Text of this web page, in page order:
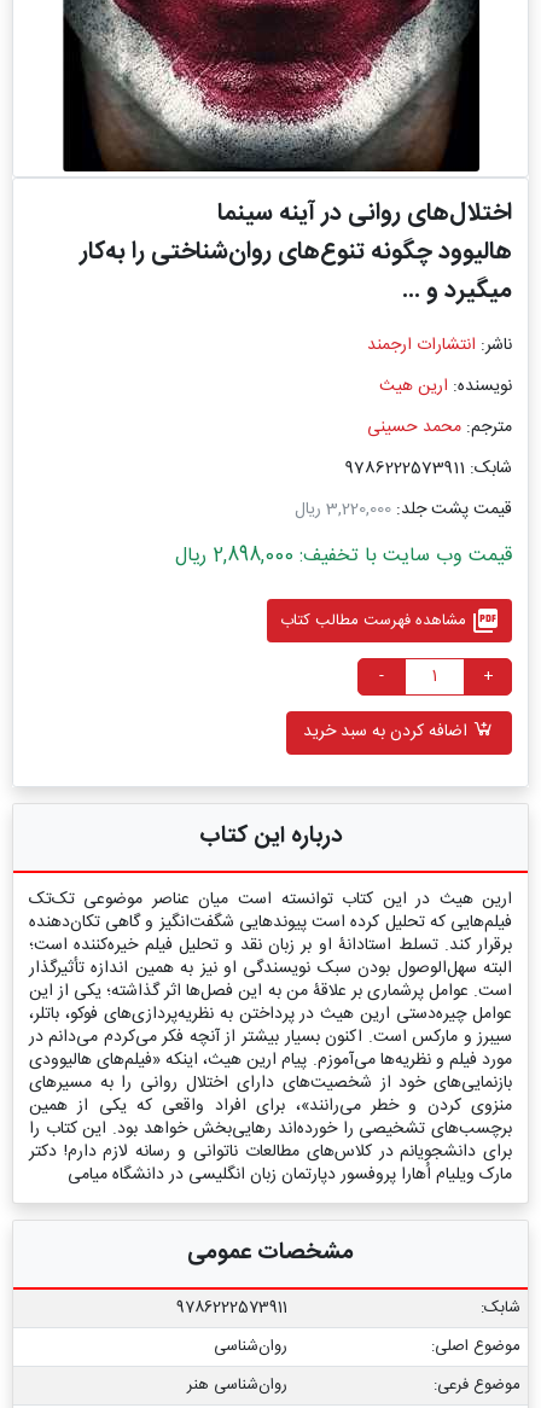
اختلال‌های روانی در آینه سینما
هالیوود چگونه تنوع‌های روان‌شناختی را به‌کار
میگیرد و ...
ناشر: انتشارات ارجمند
نویسنده: ارین هیث
مترجم: محمد حسینی
شابک: 9786222573911
قیمت پشت جلد: 3,220,000 ریال
قیمت وب سایت با تخفیف: 2,898,000 ریال
picture_as_pdf مشاهده فهرست مطالب کتاب
+
-
اضافه کردن به سبد خرید
درباره این کتاب
ارین هیث در این کتاب توانسته است میان عناصر موضوعی تک‌تک
فیلم‌هایی که تحلیل کرده است پیوندهایی شگفت‌انگیز و گاهی تکان‌دهنده
برقرار کند. تسلط استادانۀ او بر زبان نقد و تحلیل فیلم خیره‌کننده است؛
البته سهل‌الوصول بودن سبک نویسندگی او نیز به همین اندازه تأثیرگذار
است. عوامل پرشماری بر علاقۀ من به این فصل‌ها اثر گذاشته؛ یکی از این
عوامل چیره‌دستی ارین هیث در پرداختن به نظریه‌پردازی‌های فوکو، باتلر،
سیبرز و مارکس است. اکنون بسیار بیشتر از آنچه فکر می‌کردم می‌دانم در
مورد فیلم و نظریه‌ها می‌آموزم. پیام ارین هیث، اینکه «فیلم‌های هالیوودی
بازنمایی‌های خود از شخصیت‌های دارای اختلال روانی را به مسیرهای
منزوی ‌کردن و خطر می‌رانند»، برای افراد واقعی که یکی از همین
برچسب‌های تشخیصی را خورده‌اند رهایی‌بخش خواهد بود. این کتاب را
برای دانشجویانم در کلاس‌های مطالعات ناتوانی و رسانه لازم دارم! دکتر
مارک ویلیام اُهارا پروفسور دپارتمان زبان انگلیسی در دانشگاه میامی
مشخصات عمومی
شابک:
9786222573911
موضوع اصلی:
روان‌شناسی
موضوع فرعی:
روان‏‌شناسی هنر